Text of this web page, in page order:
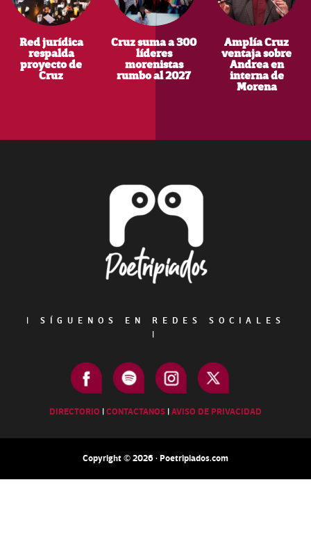
Red jurídica
respalda
proyecto de
Cruz
Cruz suma a 300
líderes
morenistas
rumbo al 2027
Amplía Cruz
ventaja sobre
Andrea en
interna de
Morena
|
SÍGUENOS EN REDES SOCIALES
|
DIRECTORIO |CONTACTANOS |AVISO DE PRIVACIDAD
Copyright © 2026 · Poetripiados.com